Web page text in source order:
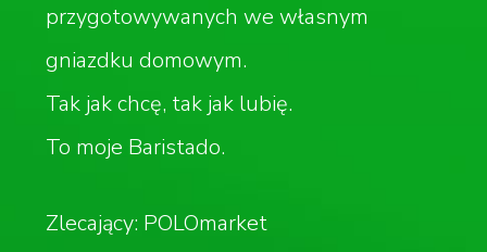
przygotowywanych we własnym
gniazdku domowym.
Tak jak chcę, tak jak lubię.
To moje Baristado.
Zlecający: POLOmarket